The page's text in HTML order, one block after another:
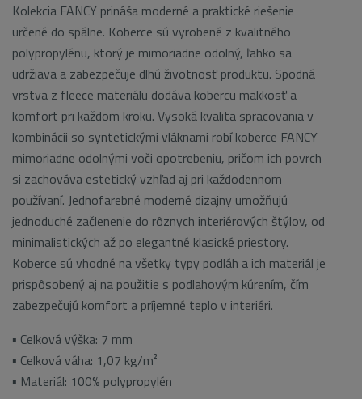
Kolekcia FANCY prináša moderné a praktické riešenie
určené do spálne. Koberce sú vyrobené z kvalitného
polypropylénu, ktorý je mimoriadne odolný, ľahko sa
udržiava a zabezpečuje dlhú životnosť produktu. Spodná
vrstva z fleece materiálu dodáva kobercu mäkkosť a
komfort pri každom kroku. Vysoká kvalita spracovania v
kombinácii so syntetickými vláknami robí koberce FANCY
mimoriadne odolnými voči opotrebeniu, pričom ich povrch
si zachováva estetický vzhľad aj pri každodennom
používaní. Jednofarebné moderné dizajny umožňujú
jednoduché začlenenie do rôznych interiérových štýlov, od
minimalistických až po elegantné klasické priestory.
Koberce sú vhodné na všetky typy podláh a ich materiál je
prispôsobený aj na použitie s podlahovým kúrením, čím
zabezpečujú komfort a príjemné teplo v interiéri.
▪ Celková výška: 7 mm
▪ Celková váha: 1,07 kg/m²
▪ Materiál: 100% polypropylén